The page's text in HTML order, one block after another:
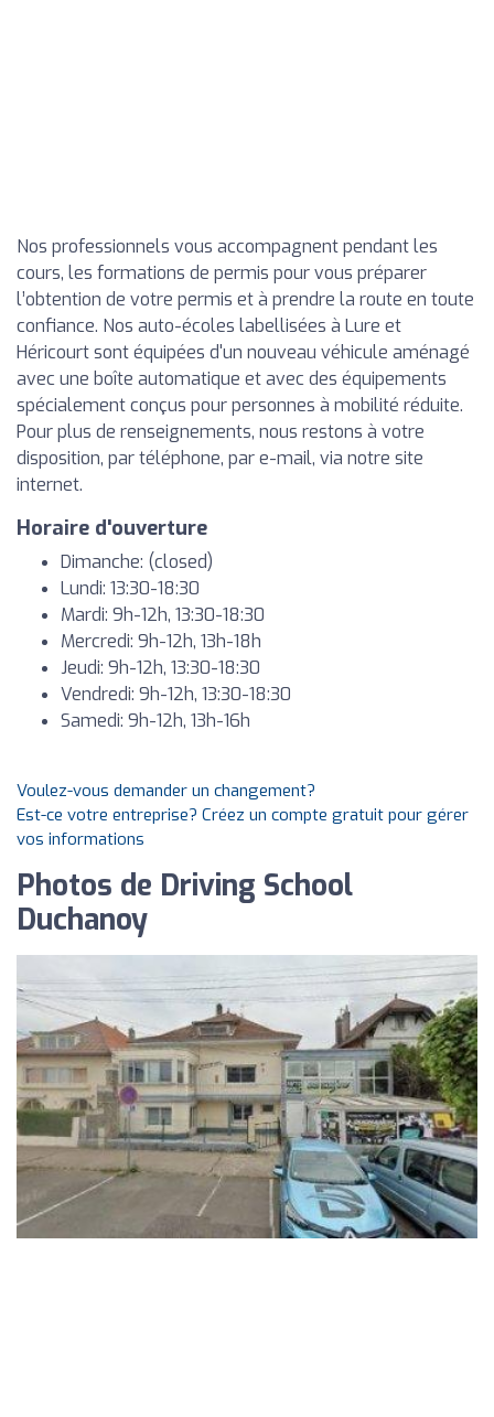
Nos professionnels vous accompagnent pendant les
cours, les formations de permis pour vous préparer
l’obtention de votre permis et à prendre la route en toute
confiance. Nos auto-écoles labellisées à Lure et
Héricourt sont équipées d'un nouveau véhicule aménagé
avec une boîte automatique et avec des équipements
spécialement conçus pour personnes à mobilité réduite.
Pour plus de renseignements, nous restons à votre
disposition, par téléphone, par e-mail, via notre site
internet.
Horaire d'ouverture
Dimanche: (closed)
Lundi: 13:30-18:30
Mardi: 9h-12h, 13:30-18:30
Mercredi: 9h-12h, 13h-18h
Jeudi: 9h-12h, 13:30-18:30
Vendredi: 9h-12h, 13:30-18:30
Samedi: 9h-12h, 13h-16h
Voulez-vous demander un changement?
Est-ce votre entreprise? Créez un compte gratuit pour gérer
vos informations
Photos de Driving School
Duchanoy